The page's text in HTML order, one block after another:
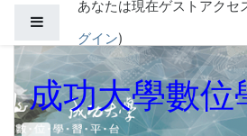
メインコンテンツへスキップする
あなたは現在ゲストアクセ
グイン)
成功大學數位